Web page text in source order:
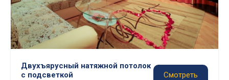
Двухъярусный натяжной потолок
с подсветкой
Смотреть